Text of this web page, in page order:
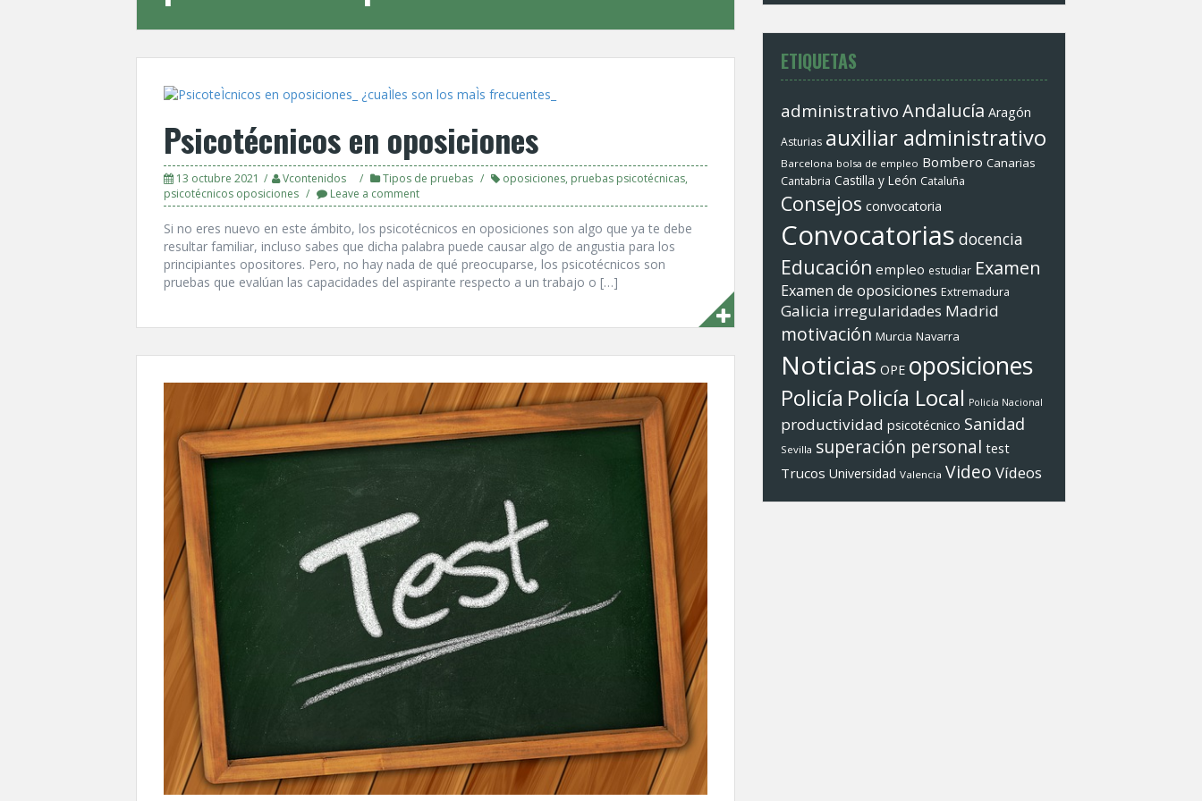
Psicotécnicos en oposiciones
13 octubre 2021 Vcontenidos Tipos de pruebas oposiciones, pruebas psicotécnicas,
psicotécnicos oposiciones
Leave a comment
Si no eres nuevo en este ámbito, los psicotécnicos en oposiciones son algo que ya te debe
resultar familiar, incluso sabes que dicha palabra puede causar algo de angustia para los
principiantes opositores. Pero, no hay nada de qué preocuparse, los psicotécnicos son
pruebas que evalúan las capacidades del aspirante respecto a un trabajo o […]
ETIQUETAS
administrativo Andalucí­a Aragón
Asturias auxiliar administrativo
Barcelona bolsa de empleo Bombero Canarias
Cantabria Castilla y León Cataluña
Consejos convocatoria
Convocatorias docencia
Educación empleo estudiar Examen
Examen de oposiciones Extremadura
Galicia irregularidades Madrid
motivación Murcia Navarra
Noticias OPE oposiciones
Policí­a Policí­a Local Policí­a Nacional
productividad psicotécnico Sanidad
Sevilla superación personal test
Trucos Universidad Valencia Video Ví­deos